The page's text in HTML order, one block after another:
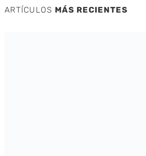
ARTÍCULOS MÁS RECIENTES